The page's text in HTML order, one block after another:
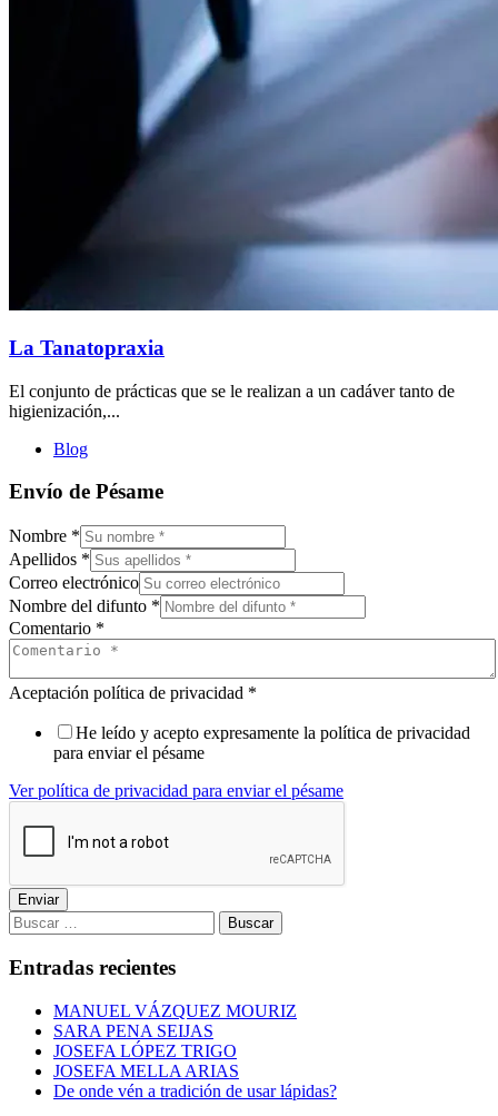
La Tanatopraxia
El conjunto de prácticas que se le realizan a un cadáver tanto de
higienización,...
Blog
Envío de Pésame
Nombre *
Apellidos *
Correo electrónico
Nombre del difunto *
Comentario *
Aceptación política de privacidad *
He leído y acepto expresamente la política de privacidad
para enviar el pésame
Ver política de privacidad para enviar el pésame
Enviar
Buscar:
Entradas recientes
MANUEL VÁZQUEZ MOURIZ
SARA PENA SEIJAS
JOSEFA LÓPEZ TRIGO
JOSEFA MELLA ARIAS
De onde vén a tradición de usar lápidas?